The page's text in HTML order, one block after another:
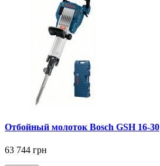
Отбойный молоток Bosch GSH 16-30
63 744 грн